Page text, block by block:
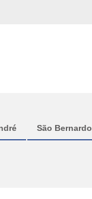
São Bernardo